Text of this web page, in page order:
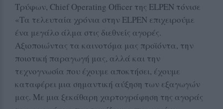
Τρύφων, Chief Operating Officer της ELPEN τόνισε
«Τα τελευταία χρόνια στην ELPEN επιχειρούμε
ένα μεγάλο άλμα στις διεθνείς αγορές.
Αξιοποιώντας τα καινοτόμα μας προϊόντα, την
ποιοτική παραγωγή μας, αλλά και την
τεχνογνωσία που έχουμε αποκτήσει, έχουμε
καταφέρει μια σημαντική αύξηση των εξαγωγών
μας. Με μια ξεκάθαρη χαρτογράφηση της αγοράς